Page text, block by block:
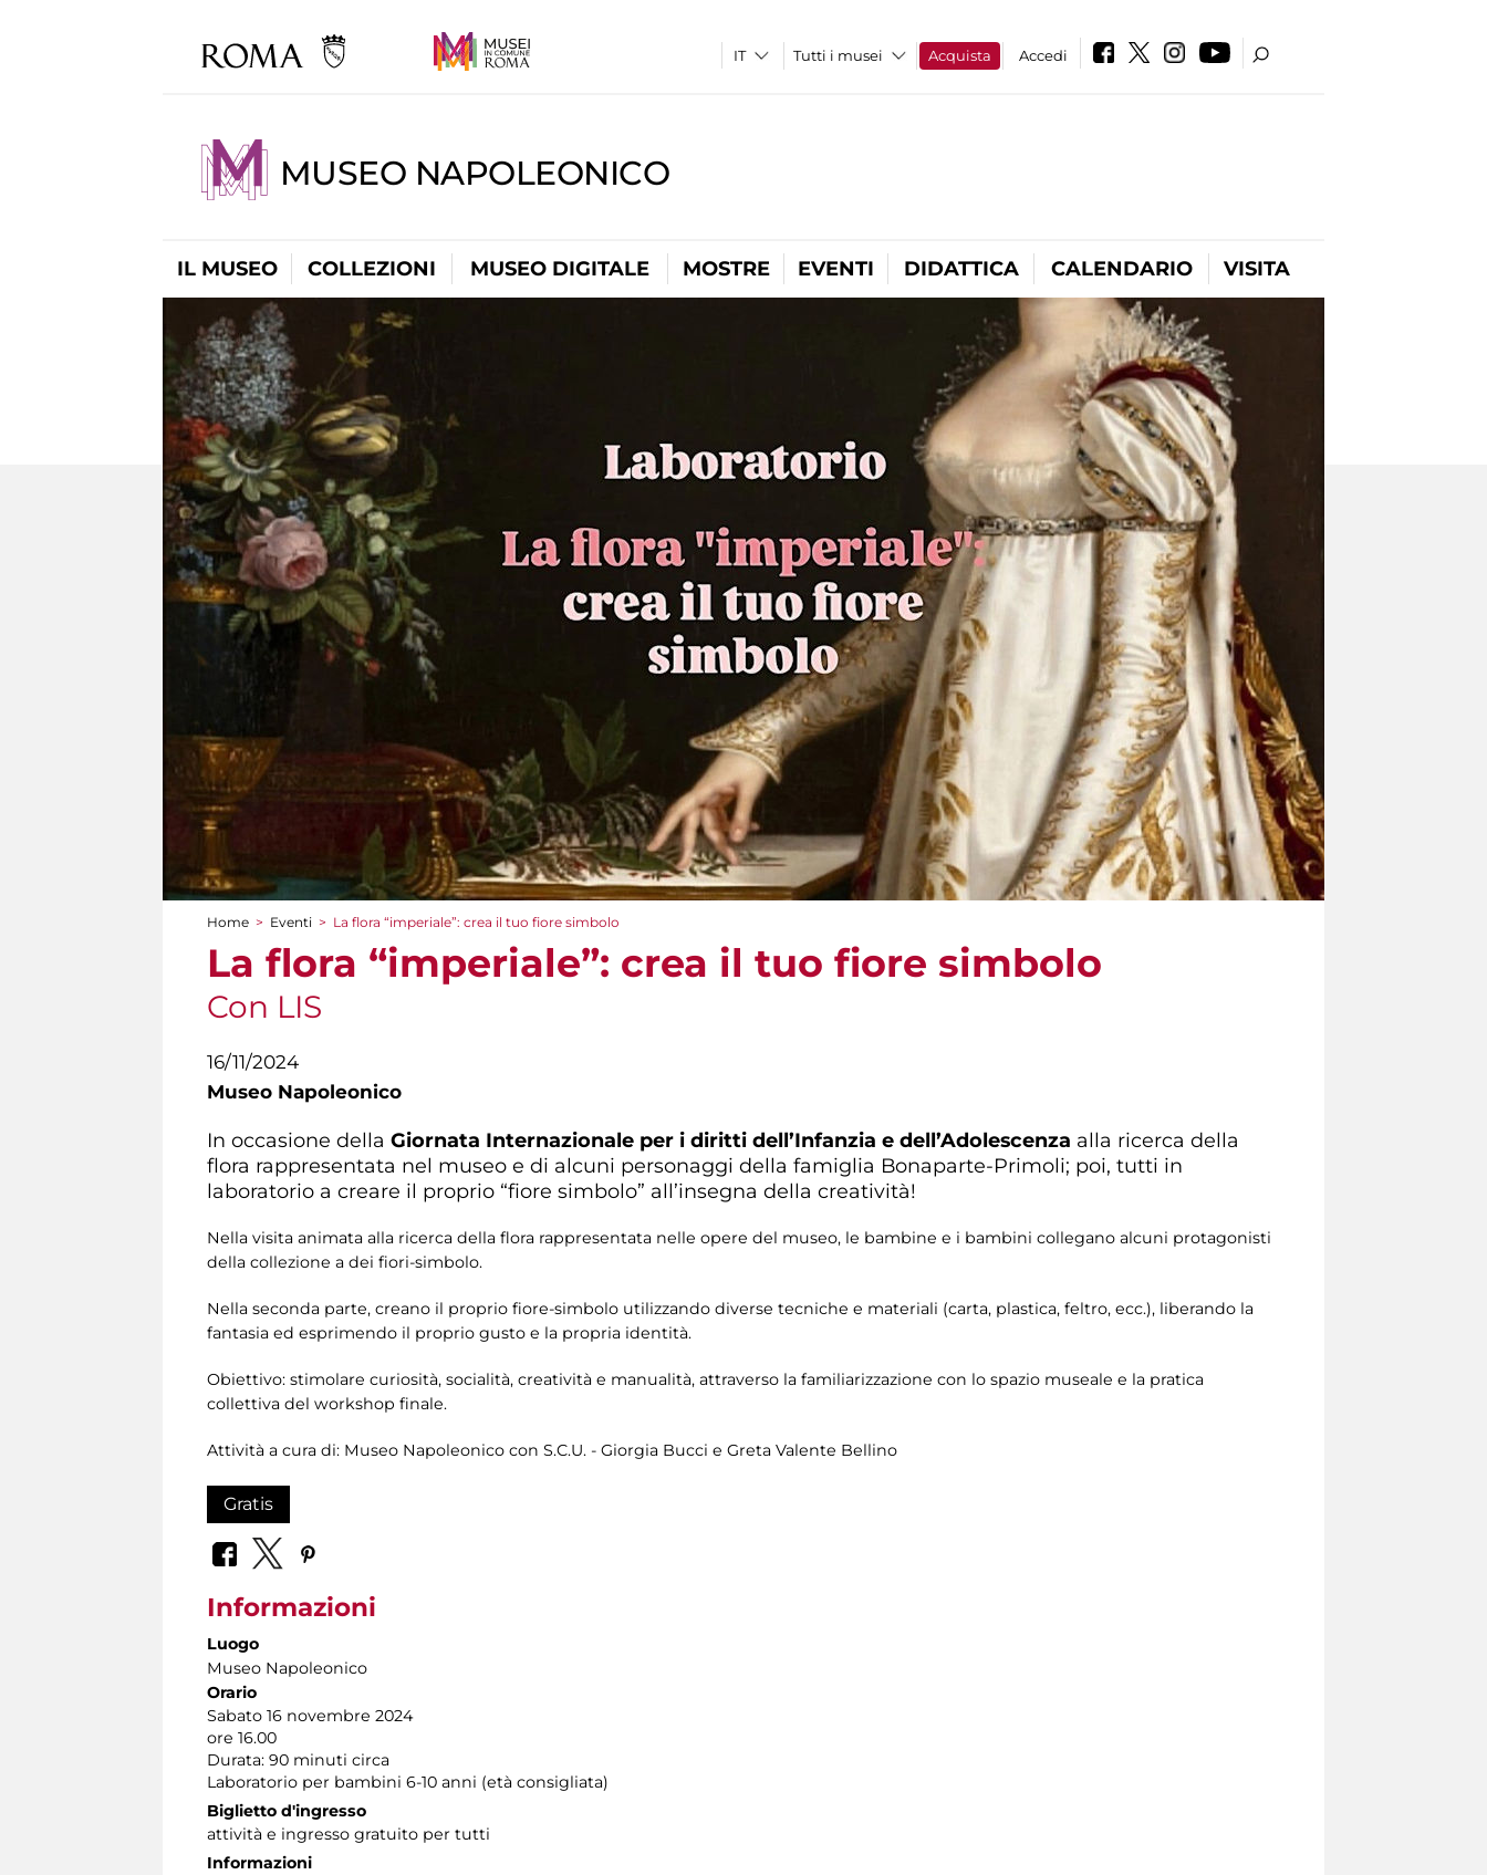
Tutti i musei Acquista Accedi
MUSEO NAPOLEONICO
IL MUSEO COLLEZIONI MUSEO DIGITALE MOSTRE EVENTI DIDATTICA CALENDARIO VISITA
Tu sei qui
Home > Eventi > La flora “imperiale”: crea il tuo fiore simbolo
La flora “imperiale”: crea il tuo fiore simbolo
Con LIS
16/11/2024
Museo Napoleonico
In occasione della Giornata Internazionale per i diritti dell’Infanzia e dell’Adolescenza alla ricerca della
flora rappresentata nel museo e di alcuni personaggi della famiglia Bonaparte-Primoli; poi, tutti in
laboratorio a creare il proprio “fiore simbolo” all’insegna della creatività!
Nella visita animata alla ricerca della flora rappresentata nelle opere del museo, le bambine e i bambini collegano alcuni protagonisti
della collezione a dei fiori-simbolo.
Nella seconda parte, creano il proprio fiore-simbolo utilizzando diverse tecniche e materiali (carta, plastica, feltro, ecc.), liberando la
fantasia ed esprimendo il proprio gusto e la propria identità.
Obiettivo: stimolare curiosità, socialità, creatività e manualità, attraverso la familiarizzazione con lo spazio museale e la pratica
collettiva del workshop finale.
Attività a cura di: Museo Napoleonico con S.C.U. - Giorgia Bucci e Greta Valente Bellino
Gratis
Informazioni
Luogo
Museo Napoleonico
Orario
Sabato 16 novembre 2024
ore 16.00
Durata: 90 minuti circa
Laboratorio per bambini 6-10 anni (età consigliata)
Biglietto d'ingresso
attività e ingresso gratuito per tutti
Informazioni